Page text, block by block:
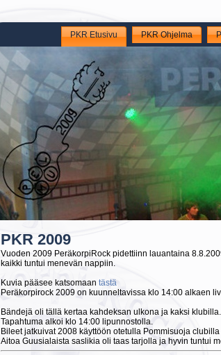
PKR Etusivu PKR Ohjelma
PKR 2009
Vuoden 2009 PeräkorpiRock pidettiinn lauantaina
kaikki tuntui menevän nappiin.
Kuvia pääsee katsomaan tästä
Peräkorpirock 2009 on kuunneltavissa klo 14:00 alkaen
Bändejä oli tällä kertaa kahdeksan ulkona ja kaksi
Tapahtuma alkoi klo 14:00 lipunnostolla.
Bileet jatkuivat 2008 käyttöön otetulla Pommisuoja
Aitoa Guusialaista saslikia oli taas tarjolla ja hyvin tuntui